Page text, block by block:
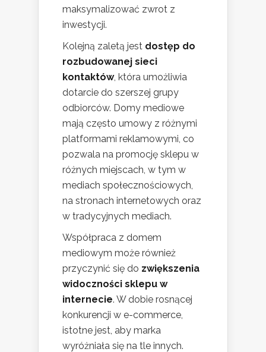
maksymalizować zwrot z
inwestycji.
Kolejną zaletą jest dostęp do
rozbudowanej sieci
kontaktów, która umożliwia
dotarcie do szerszej grupy
odbiorców. Domy mediowe
mają często umowy z różnymi
platformami reklamowymi, co
pozwala na promocję sklepu w
różnych miejscach, w tym w
mediach społecznościowych,
na stronach internetowych oraz
w tradycyjnych mediach.
Współpraca z domem
mediowym może również
przyczynić się do zwiększenia
widoczności sklepu w
internecie. W dobie rosnącej
konkurencji w e-commerce,
istotne jest, aby marka
wyróżniała się na tle innych.